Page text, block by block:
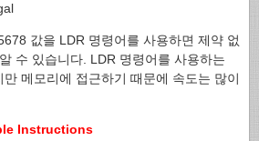
값을 LDR 명령어를 사용하면 제약 없
수 있습니다. LDR 명령어를 사용하는
메모리에 접근하기 때문에 속도는 많이
Instructions